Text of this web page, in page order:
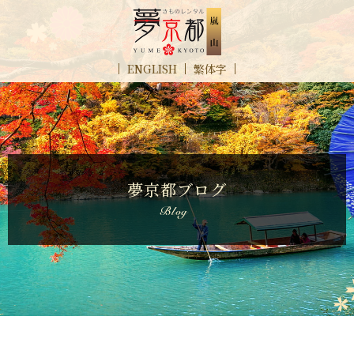
ENGLISH 繁体字
夢京都ブログ
blog